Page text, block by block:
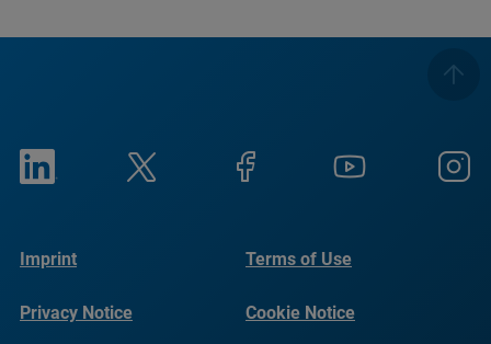
Imprint Terms of Use
Privacy Notice Cookie Notice